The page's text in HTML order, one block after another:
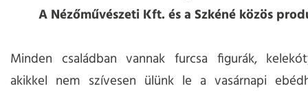
A Nézőművészeti Kft. és a Szkéné közös
Minden családban vannak furcsa figurák,
akikkel nem szívesen ülünk le a vasárnapi